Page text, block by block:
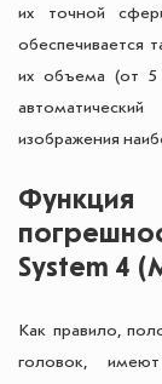
их точной
обеспечивается
их объема (от 5
изображения
Функция
System 4
Как правило,
головок,